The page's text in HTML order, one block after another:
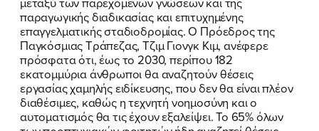
παραγωγικής διαδικασίας και επιτυχημένης
επαγγελματικής σταδιοδρομίας. Ο Πρόεδρος της
Παγκόσμιας Τράπεζας, Τζιμ Γιονγκ Κιμ, ανέφερε
πρόσφατα ότι, έως το 2030, περίπου 182
εκατομμύρια άνθρωποι θα αναζητούν θέσεις
εργασίας χαμηλής ειδίκευσης, που δεν θα είναι πλέον
διαθέσιμες, καθώς η τεχνητή νοημοσύνη και ο
αυτοματισμός θα τις έχουν εξαλείψει. Το 65% όλων